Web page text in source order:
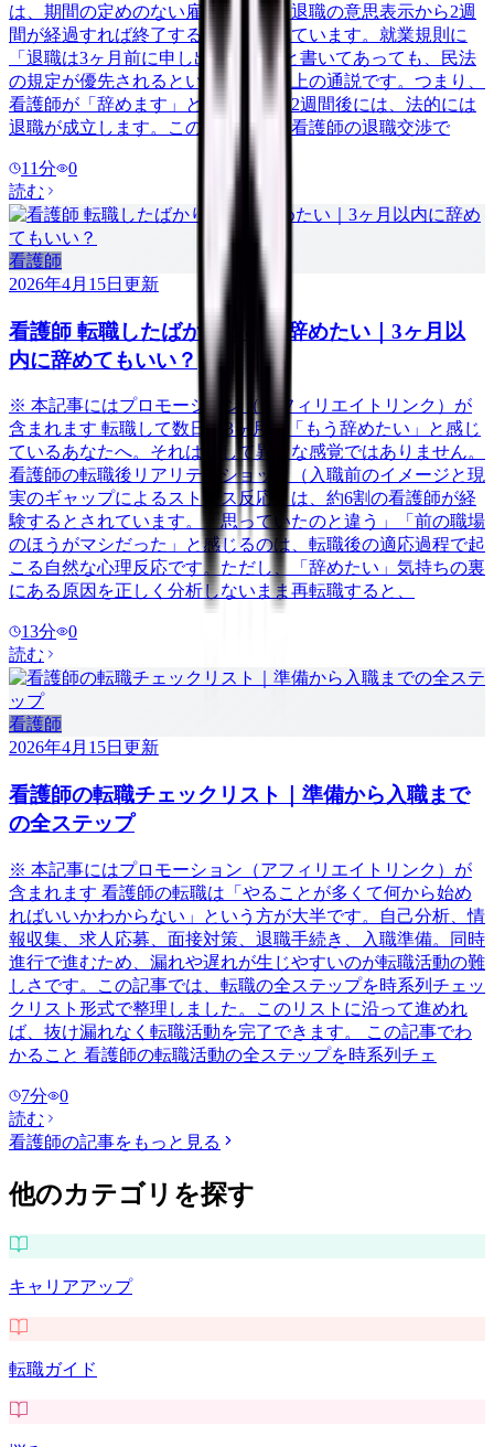
は、期間の定めのない雇用契約は、退職の意思表示から2週
間が経過すれば終了すると定められています。就業規則に
「退職は3ヶ月前に申し出ること」と書いてあっても、民法
の規定が優先されるというのが判例上の通説です。つまり、
看護師が「辞めます」と伝えてから2週間後には、法的には
退職が成立します。この記事では、看護師の退職交渉で
11分
0
読む
看護師
2026年4月15日 更新
看護師 転職したばかりなのに辞めたい｜3ヶ月以
内に辞めてもいい？
※ 本記事にはプロモーション（アフィリエイトリンク）が
含まれます 転職して数日〜3ヶ月。「もう辞めたい」と感じ
ているあなたへ。それは決して異常な感覚ではありません。
看護師の転職後リアリティショック（入職前のイメージと現
実のギャップによるストレス反応）は、約6割の看護師が経
験するとされています。「思っていたのと違う」「前の職場
のほうがマシだった」と感じるのは、転職後の適応過程で起
こる自然な心理反応です。ただし、「辞めたい」気持ちの裏
にある原因を正しく分析しないまま再転職すると、
13分
0
読む
看護師
2026年4月15日 更新
看護師の転職チェックリスト｜準備から入職まで
の全ステップ
※ 本記事にはプロモーション（アフィリエイトリンク）が
含まれます 看護師の転職は「やることが多くて何から始め
ればいいかわからない」という方が大半です。自己分析、情
報収集、求人応募、面接対策、退職手続き、入職準備。同時
進行で進むため、漏れや遅れが生じやすいのが転職活動の難
しさです。この記事では、転職の全ステップを時系列チェッ
クリスト形式で整理しました。このリストに沿って進めれ
ば、抜け漏れなく転職活動を完了できます。 この記事でわ
かること 看護師の転職活動の全ステップを時系列チェ
7分
0
読む
看護師の記事をもっと見る
他のカテゴリを探す
キャリアアップ
転職ガイド